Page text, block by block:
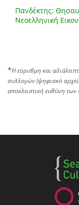
Πανδέκτης:
Νεοελληνική
*Η εύρυθμη και
συλλογών (ψηφιακό
αποκλειστική ευθύνη